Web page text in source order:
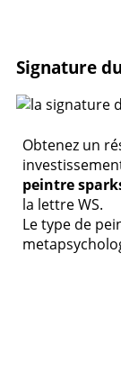
Signature
Obtenez un
peintre
la lettre WS.
Le type de